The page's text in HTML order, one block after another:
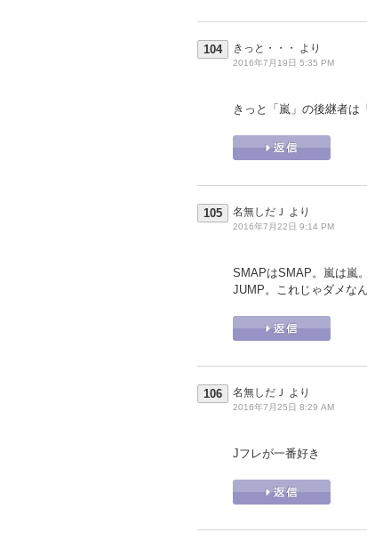
104 きっと・・・ より
2016年7月19日 5:35 PM
きっと「嵐」の後継者は
105 名無しだＪ より
2016年7月22日 9:14 PM
SMAPはSMAP。嵐は嵐
JUMP。これじゃダメな
106 名無しだＪ より
2016年7月25日 8:29 AM
Jフレが一番好き